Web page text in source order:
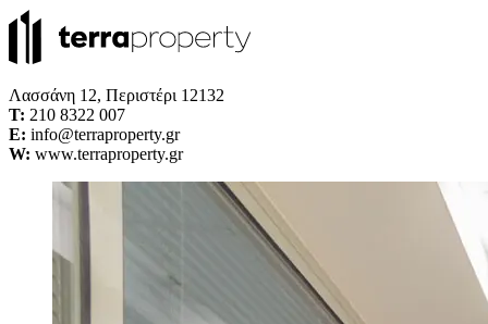
Λασσάνη 12, Περιστέρι 12132
Τ: 210 8322 007
E: info@terraproperty.gr
W: www.terraproperty.gr